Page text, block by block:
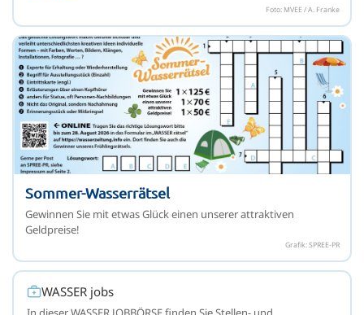
Foto: MVEE / A. Franke
Sommer-Wasserrätsel
Gewinnen Sie mit etwas Glück einen unserer attraktiven
Geldpreise!
Grafik: SPREE-PR
WASSER jobs